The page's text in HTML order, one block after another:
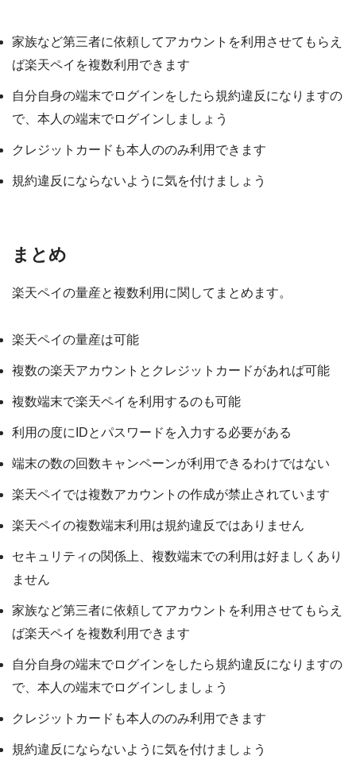
家族など第三者に依頼してアカウントを利用させてもらえ
ば楽天ペイを複数利用できます
自分自身の端末でログインをしたら規約違反になりますの
で、本人の端末でログインしましょう
クレジットカードも本人ののみ利用できます
規約違反にならないように気を付けましょう
まとめ
楽天ペイの量産と複数利用に関してまとめます。
楽天ペイの量産は可能
複数の楽天アカウントとクレジットカードがあれば可能
複数端末で楽天ペイを利用するのも可能
利用の度にIDとパスワードを入力する必要がある
端末の数の回数キャンペーンが利用できるわけではない
楽天ペイでは複数アカウントの作成が禁止されています
楽天ペイの複数端末利用は規約違反ではありません
セキュリティの関係上、複数端末での利用は好ましくあり
ません
家族など第三者に依頼してアカウントを利用させてもらえ
ば楽天ペイを複数利用できます
自分自身の端末でログインをしたら規約違反になりますの
で、本人の端末でログインしましょう
クレジットカードも本人ののみ利用できます
規約違反にならないように気を付けましょう